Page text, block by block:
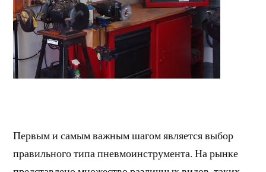
Первым и самым важным шагом является выбор
правильного типа пневмоинструмента. На рынке